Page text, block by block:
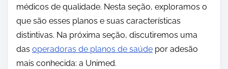
médicos de qualidade. Nesta seção, exploramos o
que são esses planos e suas características
distintivas. Na próxima seção, discutiremos uma
das operadoras de planos de saúde por adesão
mais conhecida: a Unimed.